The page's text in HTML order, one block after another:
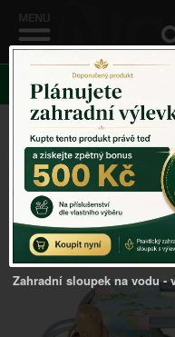
Venkovský domov ->
zahradní nářadí 3v1 s
taška + stolička
Zahradní sloupek na vodu -